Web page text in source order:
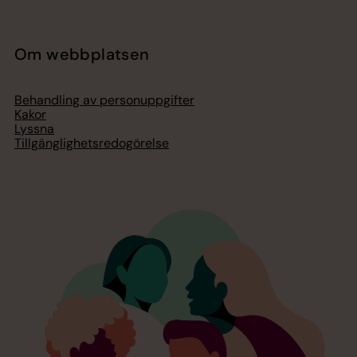
Om webbplatsen
Behandling av personuppgifter
Kakor
Lyssna
Tillgänglighetsredogörelse